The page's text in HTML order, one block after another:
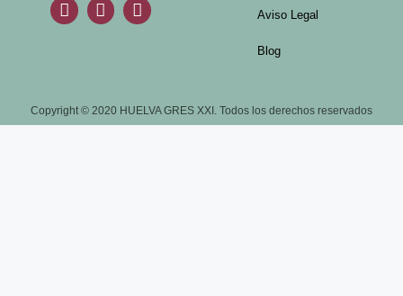
Aviso Legal
Blog
Copyright © 2020 HUELVA GRES XXI. Todos los derechos reservados